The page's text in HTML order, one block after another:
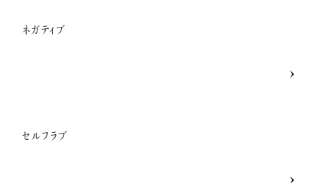
ネガティブ
セルフラブ